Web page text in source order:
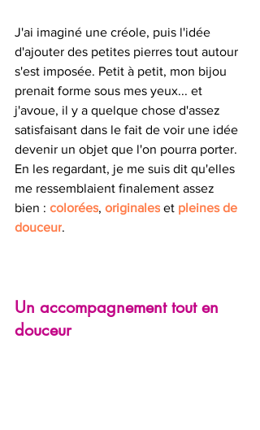
J'ai imaginé une créole, puis l'idée
d'ajouter des petites pierres tout autour
s'est imposée. Petit à petit, mon bijou
prenait forme sous mes yeux... et
j'avoue, il y a quelque chose d'assez
satisfaisant dans le fait de voir une idée
devenir un objet que l'on pourra porter.
En les regardant, je me suis dit qu'elles
me ressemblaient finalement assez
bien : colorées, originales et pleines de
douceur.
Un accompagnement tout en
douceur